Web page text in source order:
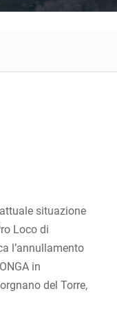
situazione
Loco di
l’annullamento
in
del Torre,